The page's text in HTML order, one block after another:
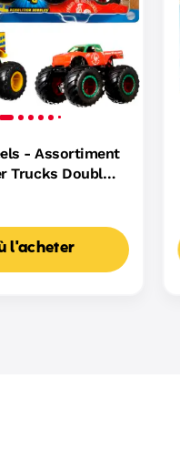
- Assortiment
Trucks Double
l'acheter